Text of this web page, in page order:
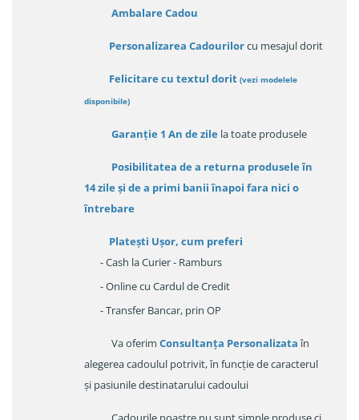
Ambalare Cadou
Personalizarea Cadourilorcu mesajul dorit
Felicitare cu textul dorit (vezi modelele
disponibile)
Garanție 1 An de zile la toate produsele
Posibilitatea de a returna produsele în
14 zileși de a primi banii înapoi fara nici o
întrebare
Platești Ușor, cum preferi
- Cash la Curier - Ramburs
- Online cu Cardul de Credit
- Transfer Bancar, prin OP
Va oferim Consultanța Personalizataîn
alegerea cadoulul potrivit, în funcție de caracterul
și pasiunile destinatarului cadoului